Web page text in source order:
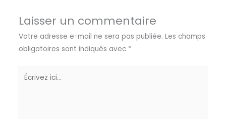
Laisser un commentaire
Votre adresse e-mail ne sera pas publiée. Les champs
obligatoires sont indiqués avec *
Écrivez